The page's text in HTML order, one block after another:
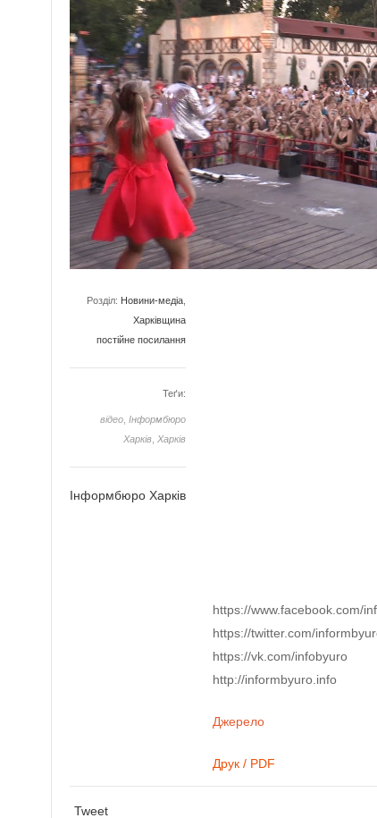
Розділ: Новини-медіа
Харківщина
постійне посилання
Теґи:
відео Інформбюро
Харків Харків
Інформбюро Харків
https://www.facebook.com/
https://twitter.com/
https://vk.com/infobyuro
http://informbyuro.info
Джерело
Друк / PDF
Tweet